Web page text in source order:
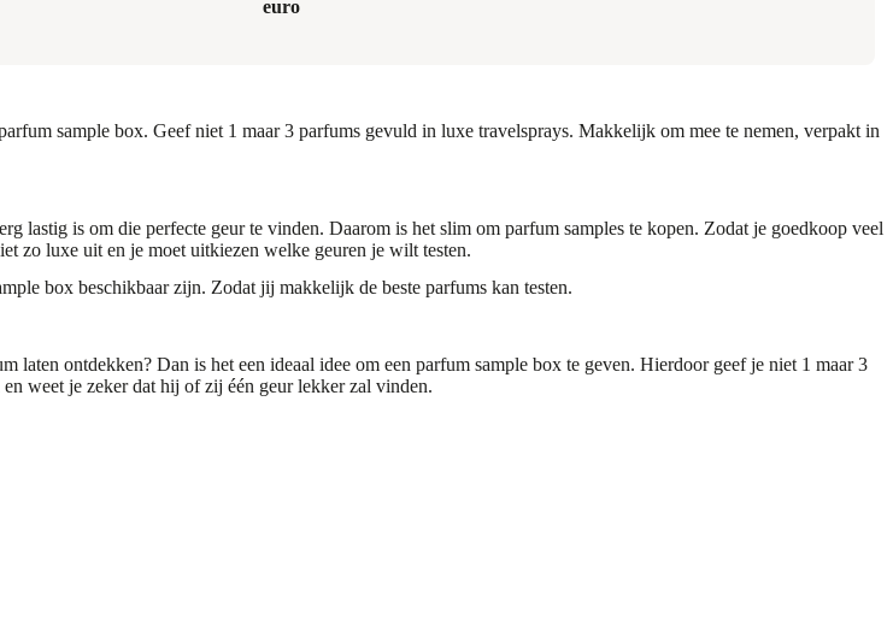
euro
sample box. Geef niet 1 maar 3 parfums gevuld in luxe travelsprays. Makkelijk om mee te nemen, verpakt in
lastig is om die perfecte geur te vinden. Daarom is het slim om parfum samples te kopen. Zodat je goedkoop veel
zo luxe uit en je moet uitkiezen welke geuren je wilt testen.
box beschikbaar zijn. Zodat jij makkelijk de beste parfums kan testen.
ontdekken? Dan is het een ideaal idee om een parfum sample box te geven. Hierdoor geef je niet 1 maar 3
weet je zeker dat hij of zij één geur lekker zal vinden.